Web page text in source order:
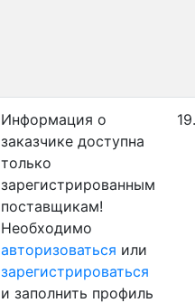
Информация о
заказчике доступна
только
зарегистрированным
поставщикам!
Необходимо
авторизоваться или
зарегистрироваться
и заполнить профиль